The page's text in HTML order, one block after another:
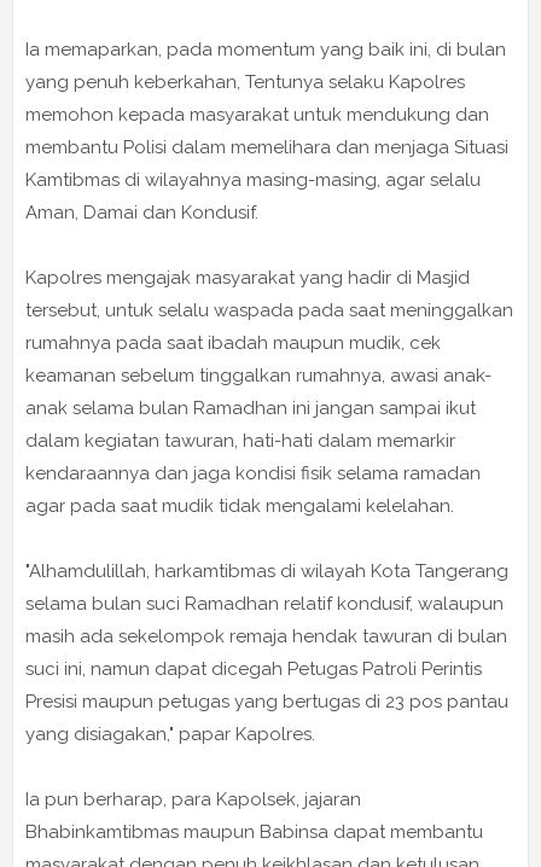
Ia memaparkan, pada momentum yang baik ini, di bulan
yang penuh keberkahan, Tentunya selaku Kapolres
memohon kepada masyarakat untuk mendukung dan
membantu Polisi dalam memelihara dan menjaga Situasi
Kamtibmas di wilayahnya masing-masing, agar selalu
Aman, Damai dan Kondusif.
Kapolres mengajak masyarakat yang hadir di Masjid
tersebut, untuk selalu waspada pada saat meninggalkan
rumahnya pada saat ibadah maupun mudik, cek
keamanan sebelum tinggalkan rumahnya, awasi anak-
anak selama bulan Ramadhan ini jangan sampai ikut
dalam kegiatan tawuran, hati-hati dalam memarkir
kendaraannya dan jaga kondisi fisik selama ramadan
agar pada saat mudik tidak mengalami kelelahan.
"Alhamdulillah, harkamtibmas di wilayah Kota Tangerang
selama bulan suci Ramadhan relatif kondusif, walaupun
masih ada sekelompok remaja hendak tawuran di bulan
suci ini, namun dapat dicegah Petugas Patroli Perintis
Presisi maupun petugas yang bertugas di 23 pos pantau
yang disiagakan," papar Kapolres.
Ia pun berharap, para Kapolsek, jajaran
Bhabinkamtibmas maupun Babinsa dapat membantu